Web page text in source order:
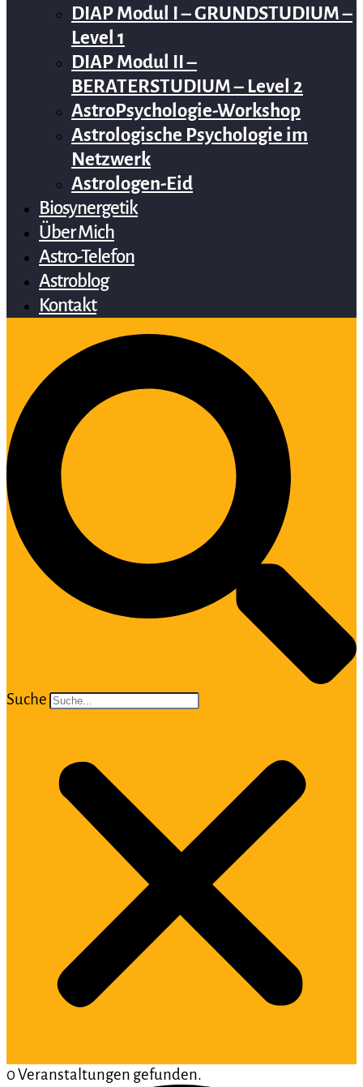
DIAP Modul I – GRUNDSTUDIUM –
Level 1
DIAP Modul II –
BERATERSTUDIUM – Level 2
AstroPsychologie-Workshop
Astrologische Psychologie im
Netzwerk
Astrologen-Eid
Biosynergetik
Über Mich
Astro-Telefon
Astroblog
Kontakt
Suche
0 Veranstaltungen gefunden.